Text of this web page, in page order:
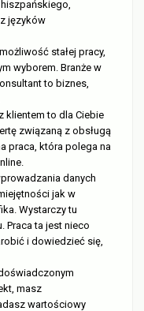
języków
stałej pracy,
wyborem. Branże w
to biznes,
klientem to dla Ciebie
związaną z obsługą
praca, która polega na
danych
jak w
Wystarczy tu
Praca ta jest nieco
i dowiedzieć się,
masz
wartościowy